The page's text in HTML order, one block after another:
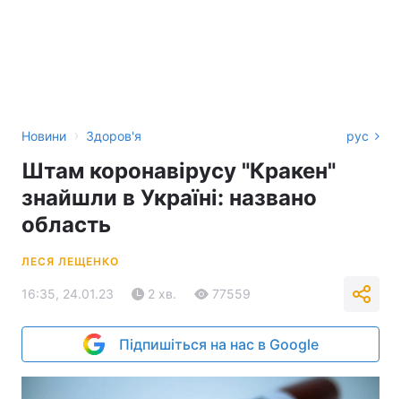
Новини › Здоров'я рус
Штам коронавірусу "Кракен"
знайшли в Україні: названо
область
ЛЕСЯ ЛЕЩЕНКО
16:35, 24.01.23 2 хв. 77559
Підпишіться на нас в Google